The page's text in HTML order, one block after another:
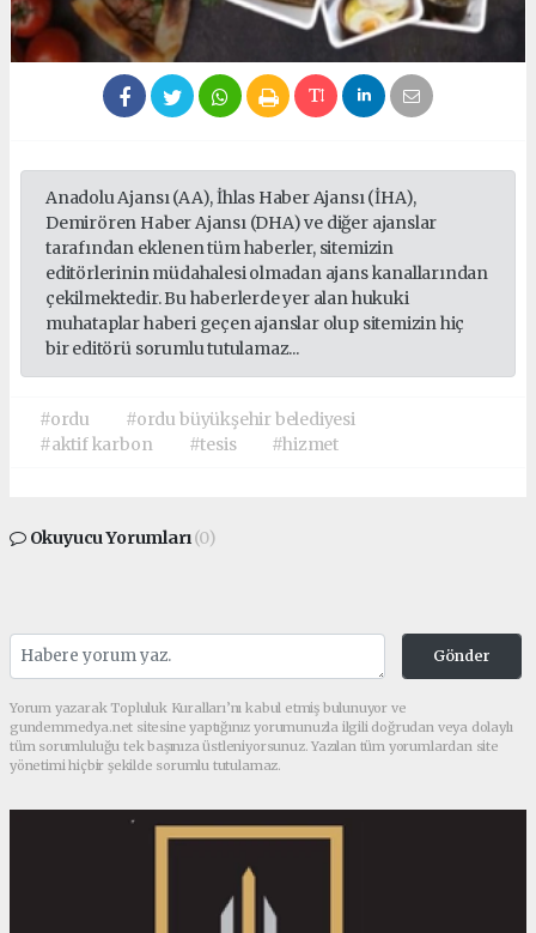
Anadolu Ajansı (AA), İhlas Haber Ajansı (İHA),
Demirören Haber Ajansı (DHA) ve diğer ajanslar
tarafından eklenen tüm haberler, sitemizin
editörlerinin müdahalesi olmadan ajans kanallarından
çekilmektedir. Bu haberlerde yer alan hukuki
muhataplar haberi geçen ajanslar olup sitemizin hiç
bir editörü sorumlu tutulamaz...
#ordu
#ordu büyükşehir belediyesi
#aktif karbon
#tesis #hizmet
Okuyucu Yorumları(0)
Gönder
Yorum yazarak Topluluk Kuralları’nı kabul etmiş bulunuyor ve
gundemmedya.net sitesine yaptığınız yorumunuzla ilgili doğrudan veya dolaylı
tüm sorumluluğu tek başınıza üstleniyorsunuz. Yazılan tüm yorumlardan site
yönetimi hiçbir şekilde sorumlu tutulamaz.